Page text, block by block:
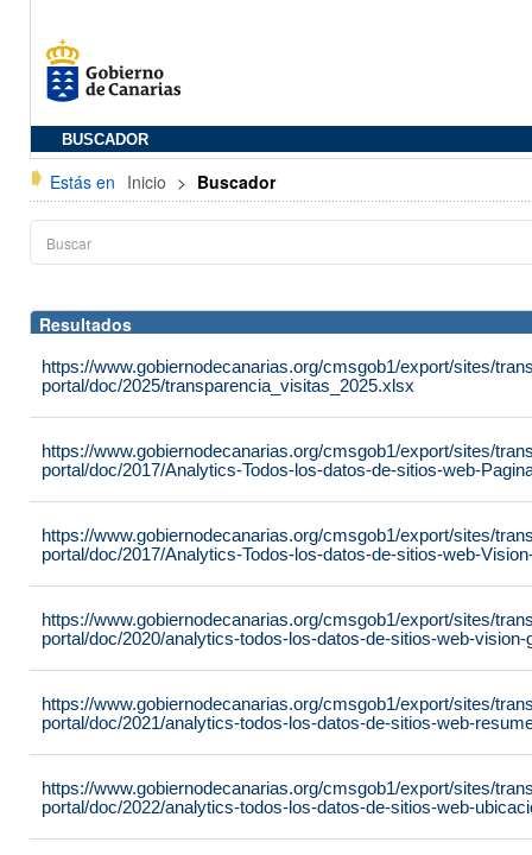
BUSCADOR
Estás en Inicio > Buscador
Resultados
https://www.gobiernodecanarias.org/cmsgob1/export/sites/
portal/doc/2025/transparencia_visitas_2025.xlsx
https://www.gobiernodecanarias.org/cmsgob1/export/sites/
portal/doc/2017/Analytics-Todos-los-datos-de-sitios-web-
https://www.gobiernodecanarias.org/cmsgob1/export/sites/
portal/doc/2017/Analytics-Todos-los-datos-de-sitios-web-
https://www.gobiernodecanarias.org/cmsgob1/export/sites/
portal/doc/2020/analytics-todos-los-datos-de-sitios-web-
https://www.gobiernodecanarias.org/cmsgob1/export/sites/
portal/doc/2021/analytics-todos-los-datos-de-sitios-web-
https://www.gobiernodecanarias.org/cmsgob1/export/sites/
portal/doc/2022/analytics-todos-los-datos-de-sitios-web-